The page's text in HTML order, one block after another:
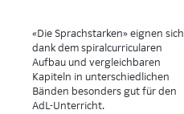
«Die Sprachstarken» eignen sich
dank dem spiralcurricularen
Aufbau und vergleichbaren
Kapiteln in unterschiedlichen
Bänden besonders gut für den
AdL-Unterricht.